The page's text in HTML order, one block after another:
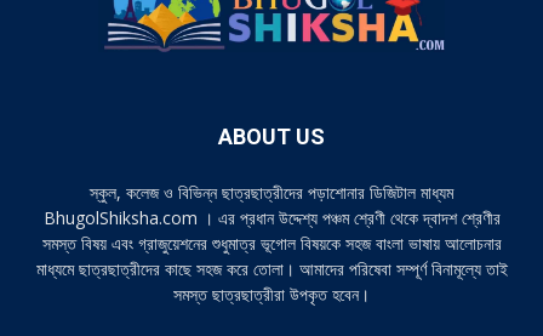
ABOUT US
স্কুল, কলেজ ও বিভিন্ন ছাত্রছাত্রীদের পড়াশোনার ডিজিটাল মাধ্যম
BhugolShiksha.com । এর প্রধান উদ্দেশ্য পঞ্চম শ্রেণী থেকে দ্বাদশ শ্রেণীর
সমস্ত বিষয় এবং গ্রাজুয়েশনের শুধুমাত্র ভূগোল বিষয়কে সহজ বাংলা ভাষায় আলোচনার
মাধ্যমে ছাত্রছাত্রীদের কাছে সহজ করে তোলা। আমাদের পরিষেবা সম্পূর্ণ বিনামূল্যে তাই
সমস্ত ছাত্রছাত্রীরা উপকৃত হবেন।